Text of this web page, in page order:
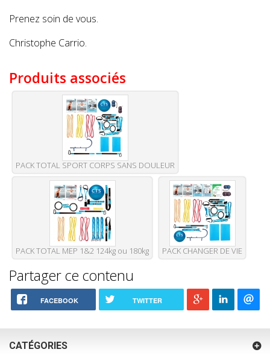
Prenez soin de vous.
Christophe Carrio.
Produits associés
PACK TOTAL SPORT CORPS SANS DOULEUR
PACK TOTAL MEP 1&2 124kg ou 180kg PACK CHANGER DE VIE
Partager ce contenu
FACEBOOK TWITTER
CATÉGORIES